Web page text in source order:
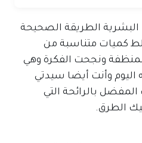
الطريقة الصحيحة
كميات متناسبة من
ونجحت الفكرة وهي
وأنت أيضا سيدتي
بالرائحة التي
الطرق.